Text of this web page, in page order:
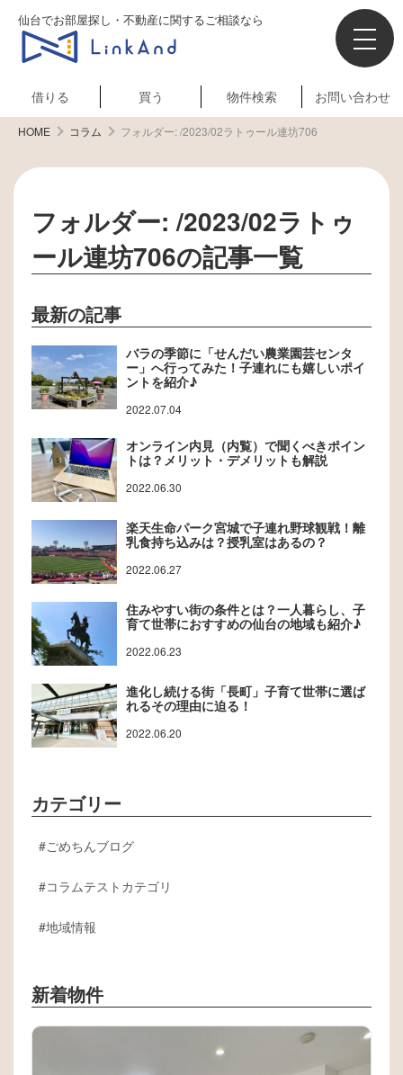
仙台でお部屋探し・不動産に関するご相談なら
借りる 買う 物件検索 お問い合わせ
HOME コラム フォルダー:/2023/02ラトゥール連坊706
フォルダー:/2023/02ラトゥ
ール連坊706の記事一覧
最新の記事
バラの季節に「せんだい農業園芸センタ
ー」へ行ってみた！子連れにも嬉しいポイ
ントを紹介♪
2022.07.04
オンライン内見（内覧）で聞くべきポイン
トは？メリット・デメリットも解説
2022.06.30
楽天生命パーク宮城で子連れ野球観戦！離
乳食持ち込みは？授乳室はあるの？
2022.06.27
住みやすい街の条件とは？一人暮らし、子
育て世帯におすすめの仙台の地域も紹介♪
2022.06.23
進化し続ける街「長町」子育て世帯に選ば
れるその理由に迫る！
2022.06.20
カテゴリー
ごめちんブログ
コラムテストカテゴリ
地域情報
新着物件